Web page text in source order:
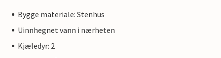
Bygge materiale: Stenhus
Uinnhegnet vann i nærheten
Kjæledyr: 2